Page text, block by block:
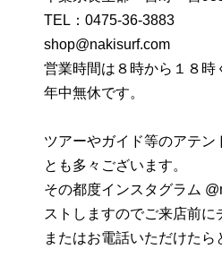
TEL： 0475-36-3883
shop@nakisurf.com
営業時間は８時から１８時
年中無休です。
ツアーやガイド等のアテン
とも多々ございます。
その都度インスタグラム
ストしますのでご来店前に
またはお電話いただけたら